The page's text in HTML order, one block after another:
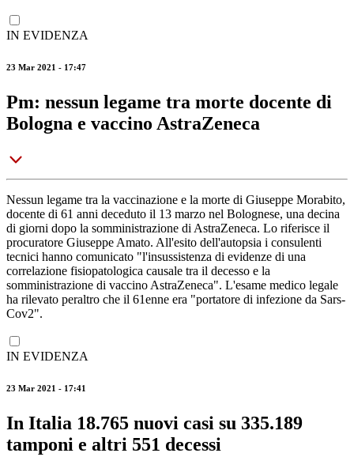
IN EVIDENZA
23 Mar 2021 - 17:47
Pm: nessun legame tra morte docente di
Bologna e vaccino AstraZeneca
Nessun legame tra la vaccinazione e la morte di Giuseppe Morabito,
docente di 61 anni deceduto il 13 marzo nel Bolognese, una decina
di giorni dopo la somministrazione di AstraZeneca. Lo riferisce il
procuratore Giuseppe Amato. All'esito dell'autopsia i consulenti
tecnici hanno comunicato "l'insussistenza di evidenze di una
correlazione fisiopatologica causale tra il decesso e la
somministrazione di vaccino AstraZeneca". L'esame medico legale
ha rilevato peraltro che il 61enne era "portatore di infezione da Sars-
Cov2".
IN EVIDENZA
23 Mar 2021 - 17:41
In Italia 18.765 nuovi casi su 335.189
tamponi e altri 551 decessi